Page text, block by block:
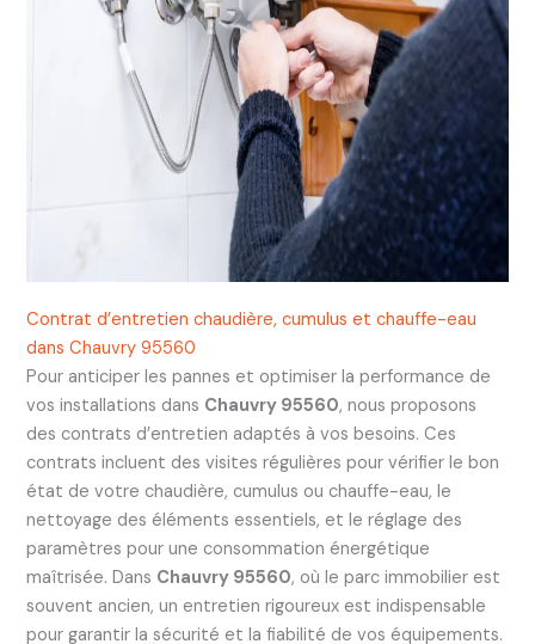
Contrat d’entretien chaudière, cumulus et chauffe-eau
dans Chauvry 95560
Pour anticiper les pannes et optimiser la performance de
vos installations dans Chauvry 95560, nous proposons
des contrats d’entretien adaptés à vos besoins. Ces
contrats incluent des visites régulières pour vérifier le bon
état de votre chaudière, cumulus ou chauffe-eau, le
nettoyage des éléments essentiels, et le réglage des
paramètres pour une consommation énergétique
maîtrisée. Dans Chauvry 95560, où le parc immobilier est
souvent ancien, un entretien rigoureux est indispensable
pour garantir la sécurité et la fiabilité de vos équipements.